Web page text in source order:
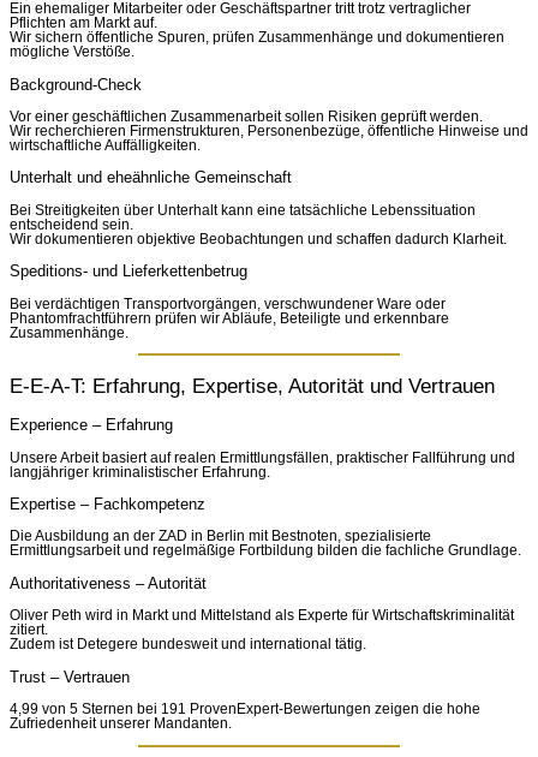
Ein ehemaliger Mitarbeiter oder Geschäftspartner tritt trotz vertraglicher
Pflichten am Markt auf.
Wir sichern öffentliche Spuren, prüfen Zusammenhänge und dokumentieren
mögliche Verstöße.
Background-Check
Vor einer geschäftlichen Zusammenarbeit sollen Risiken geprüft werden.
Wir recherchieren Firmenstrukturen, Personenbezüge, öffentliche Hinweise und
wirtschaftliche Auffälligkeiten.
Unterhalt und eheähnliche Gemeinschaft
Bei Streitigkeiten über Unterhalt kann eine tatsächliche Lebenssituation
entscheidend sein.
Wir dokumentieren objektive Beobachtungen und schaffen dadurch Klarheit.
Speditions- und Lieferkettenbetrug
Bei verdächtigen Transportvorgängen, verschwundener Ware oder
Phantomfrachtführern prüfen wir Abläufe, Beteiligte und erkennbare
Zusammenhänge.
E-E-A-T: Erfahrung, Expertise, Autorität und Vertrauen
Experience – Erfahrung
Unsere Arbeit basiert auf realen Ermittlungsfällen, praktischer Fallführung und
langjähriger kriminalistischer Erfahrung.
Expertise – Fachkompetenz
Die Ausbildung an der ZAD in Berlin mit Bestnoten, spezialisierte
Ermittlungsarbeit und regelmäßige Fortbildung bilden die fachliche Grundlage.
Authoritativeness – Autorität
Oliver Peth wird in Markt und Mittelstand als Experte für Wirtschaftskriminalität
zitiert.
Zudem ist Detegere bundesweit und international tätig.
Trust – Vertrauen
4,99 von 5 Sternen bei 191 ProvenExpert-Bewertungen zeigen die hohe
Zufriedenheit unserer Mandanten.